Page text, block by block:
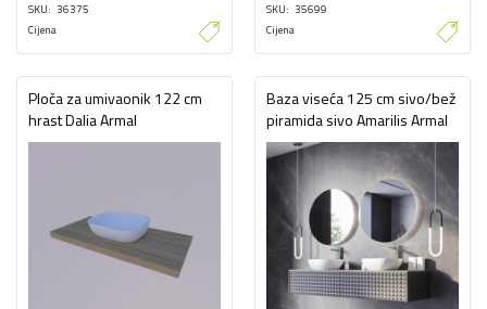
SKU 36375
Cijena
SKU 35699
Cijena
Ploča za umivaonik 122 cm
hrast Dalia Armal
Baza viseća 125 cm sivo/bež
piramida sivo Amarilis Armal